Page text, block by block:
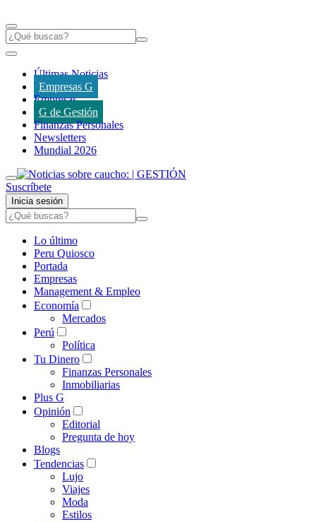
Últimas Noticias
Empresas G
Empresas
G de Gestión
Finanzas Personales
Newsletters
Mundial 2026
Suscríbete
Inicia sesión
Lo último
Peru Quiosco
Portada
Empresas
Management & Empleo
Economía
Mercados
Perú
Política
Tu Dinero
Finanzas Personales
Inmobiliarias
Plus G
Opinión
Editorial
Pregunta de hoy
Blogs
Tendencias
Lujo
Viajes
Moda
Estilos